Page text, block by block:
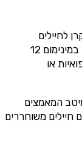
לחיילים
משוחררים הם "חיילים משוחררים" אשר השלימו במינימום 12
או
המאמצים
משוחררים